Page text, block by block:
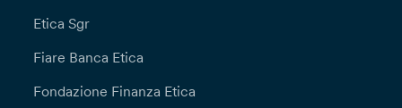
Etica Sgr
Fiare Banca Etica
Fondazione Finanza Etica